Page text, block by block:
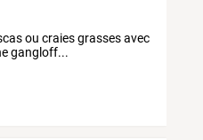
ou craies grasses avec
gangloff...